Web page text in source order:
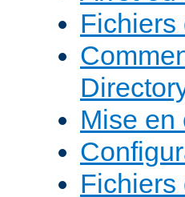
Fichiers
Mise en
Fichiers